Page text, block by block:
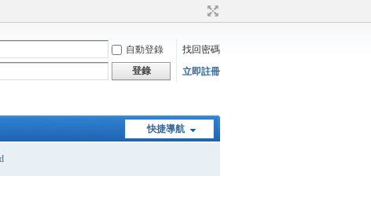
自動登錄
找回密碼
登錄 立即註冊
快捷導航